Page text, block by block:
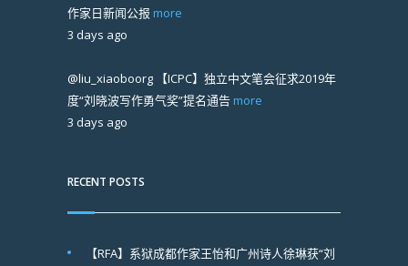
作家日新闻公报 more
3 days ago
@liu_xiaoboorg 【ICPC】独立中文笔会征求2019年
度“刘晓波写作勇气奖”提名通告 more
3 days ago
RECENT POSTS
【RFA】系狱成都作家王怡和广州诗人徐琳获“刘